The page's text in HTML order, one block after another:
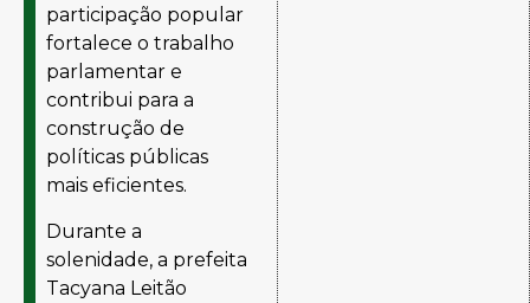
participação popular
fortalece o trabalho
parlamentar e
contribui para a
construção de
políticas públicas
mais eficientes.
Durante a
solenidade, a prefeita
Tacyana Leitão